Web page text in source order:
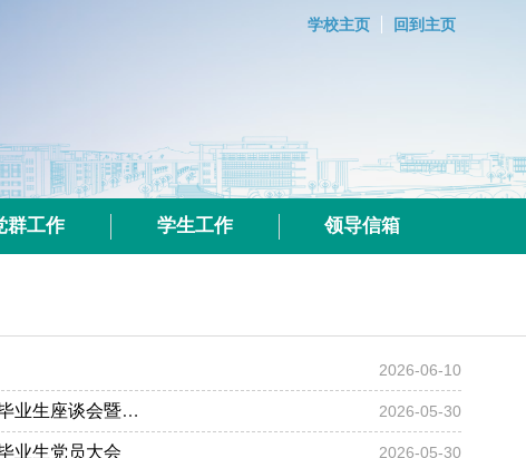
学校主页 回到主页
群工作 学生工作 领导信箱
2026-06-10
畅叙青春逐梦路 共系母校桑梓情丨现代邮政学院、智慧交通学院举办2026届毕业生座谈会暨校友联络员聘任仪式 2026-05-30
业生党员大会 2026-05-30